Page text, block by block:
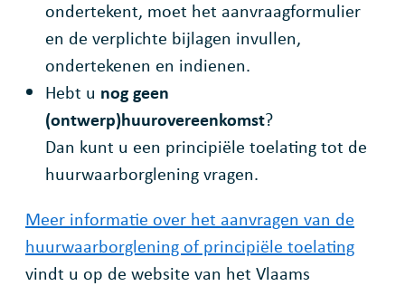
ondertekent, moet het aanvraagformulier
en de verplichte bijlagen invullen,
ondertekenen en indienen.
Hebt u nog geen
(ontwerp)huurovereenkomst?
Dan kunt u een principiële toelating tot de
huurwaarborglening vragen.
Meer informatie over het aanvragen van de
huurwaarborglening of principiële toelating
vindt u op de website van het Vlaams